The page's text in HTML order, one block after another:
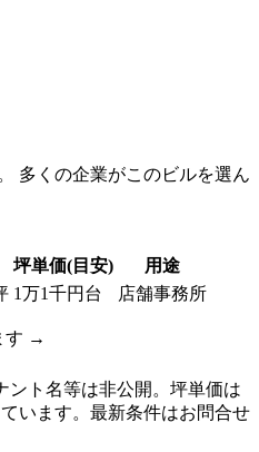
。 多くの企業がこのビルを選ん
坪単価(目安)
用途
1万1千円台 店舗事務所
す →
ント名等は非公開。坪単価は
います。最新条件はお問合せ